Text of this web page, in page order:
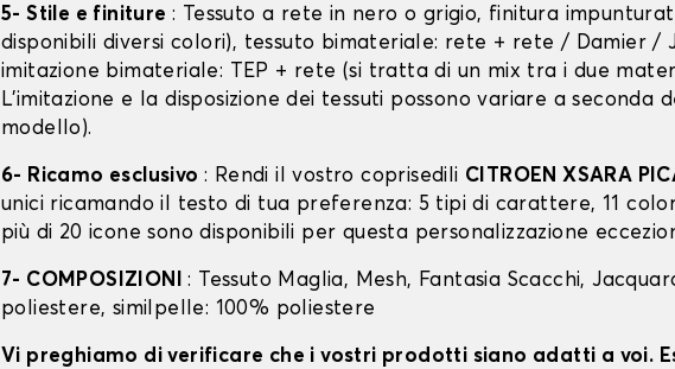
5- Stile e finiture : Tessuto a rete in nero o grigio, finitura
disponibili diversi colori), tessuto bimateriale: rete + rete / Damier /
imitazione bimateriale: TEP + rete (si tratta di un mix tra i due
L'imitazione e la disposizione dei tessuti possono variare a seconda
modello).
6- Ricamo esclusivo : Rendi il vostro coprisedili CITROEN XSARA
unici ricamando il testo di tua preferenza: 5 tipi di carattere, 11
più di 20 icone sono disponibili per questa personalizzazione
7- COMPOSIZIONI: Tessuto Maglia, Mesh, Fantasia Scacchi,
poliestere, similpelle: 100% poliestere
Vi preghiamo di verificare che i vostri prodotti siano adatti a voi.